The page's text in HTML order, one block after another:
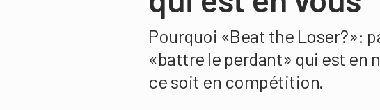
Pourquoi «Beat the Loser?»:
«battre le perdant» qui est en
ce soit en compétition.